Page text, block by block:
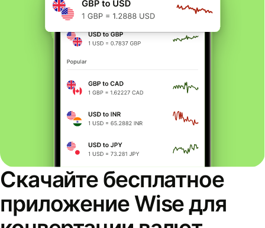
Скачайте бесплатное
приложение Wise для